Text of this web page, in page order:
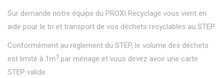
Sur demande notre équipe du PROXI Recyclage vous vient en
aide pour le tri et transport de vos déchets recyclables au STEP.
Conformément au règlement du STEP, le volume des déchets
est limité à 1m3 par ménage et vous devez avoir une carte
STEP valide.